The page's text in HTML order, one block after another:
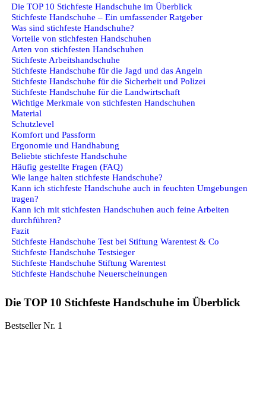
Die TOP 10 Stichfeste Handschuhe im Überblick
Stichfeste Handschuhe – Ein umfassender Ratgeber
Was sind stichfeste Handschuhe?
Vorteile von stichfesten Handschuhen
Arten von stichfesten Handschuhen
Stichfeste Arbeitshandschuhe
Stichfeste Handschuhe für die Jagd und das Angeln
Stichfeste Handschuhe für die Sicherheit und Polizei
Stichfeste Handschuhe für die Landwirtschaft
Wichtige Merkmale von stichfesten Handschuhen
Material
Schutzlevel
Komfort und Passform
Ergonomie und Handhabung
Beliebte stichfeste Handschuhe
Häufig gestellte Fragen (FAQ)
Wie lange halten stichfeste Handschuhe?
Kann ich stichfeste Handschuhe auch in feuchten Umgebungen
tragen?
Kann ich mit stichfesten Handschuhen auch feine Arbeiten
durchführen?
Fazit
Stichfeste Handschuhe Test bei Stiftung Warentest & Co
Stichfeste Handschuhe Testsieger
Stichfeste Handschuhe Stiftung Warentest
Stichfeste Handschuhe Neuerscheinungen
Die TOP 10 Stichfeste Handschuhe im Überblick
Bestseller Nr. 1